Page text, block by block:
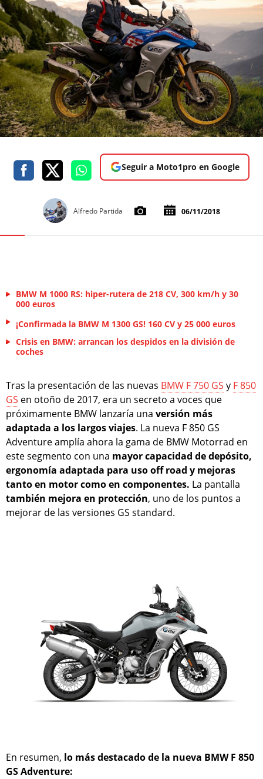
Seguir a Moto1pro en Google
Alfredo Partida 06/11/2018
BMW M 1000 RS: hiper-rutera de 218 CV, 300 km/h y 30
000 euros
¡Confirmada la BMW M 1300 GS! 160 CV y 25 000 euros
Crisis en BMW: arrancan los despidos en la división de
coches
Tras la presentación de las nuevas BMW F 750 GS y F 850
GS en otoño de 2017, era un secreto a voces que
próximamente BMW lanzaría una versión más
adaptada a los largos viajes. La nueva F 850 GS
Adventure amplía ahora la gama de BMW Motorrad en
este segmento con una mayor capacidad de depósito,
ergonomía adaptada para uso off road y mejoras
tanto en motor como en componentes. La pantalla
también mejora en protección, uno de los puntos a
mejorar de las versiones GS standard.
En resumen, lo más destacado de la nueva BMW F 850
GS Adventure: